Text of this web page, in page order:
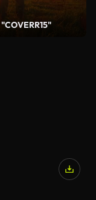
"COVERR15"